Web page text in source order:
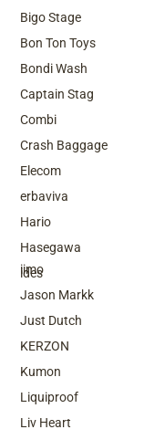
Top Brands
iimo
Jason Markk
Just Dutch
KERZON
Kumon
Liquiproof
Liv Heart
Bigo Stage
Bon Ton Toys
Bondi Wash
Captain Stag
Combi
Crash Baggage
Elecom
erbaviva
Hario
Hasegawa
ides